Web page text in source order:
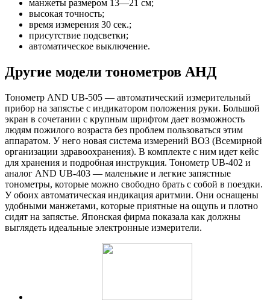
манжеты размером 13—21 см;
высокая точность;
время измерения 30 сек.;
присутствие подсветки;
автоматическое выключение.
Другие модели тонометров АНД
Тонометр AND UB-505 — автоматический измерительный
прибор на запястье с индикатором положения руки. Большой
экран в сочетании с крупным шрифтом дает возможность
людям пожилого возраста без проблем пользоваться этим
аппаратом. У него новая система измерений BOЗ (Всемирной
организации здравоохранения). В комплекте с ним идет кейс
для хранения и подробная инструкция. Тонометр UB-402 и
аналог AND UB-403 — маленькие и легкие запястные
тонометры, которые можно свободно брать с собой в поездки.
У обоих автоматическая индикация аритмии. Они оснащены
удобными манжетами, которые приятные на ощупь и плотно
сидят на запястье. Японская фирма показала как должны
выглядеть идеальные электронные измерители.